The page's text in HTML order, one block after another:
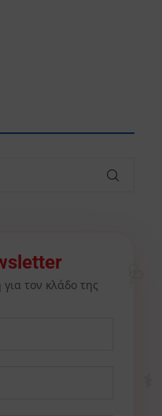
τον κλάδο της